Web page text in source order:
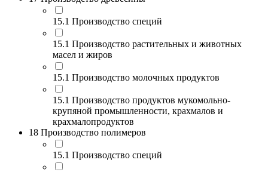
15.1 Производство специй
15.1 Производство растительных и животных
масел и жиров
15.1 Производство молочных продуктов
15.1 Производство продуктов мукомольно-
крупяной промышленности, крахмалов и
крахмалопродуктов
18 Производство полимеров
15.1 Производство специй